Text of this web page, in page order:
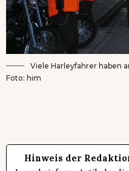
Viele Harleyfahrer haben
Foto: him
Hinweis der